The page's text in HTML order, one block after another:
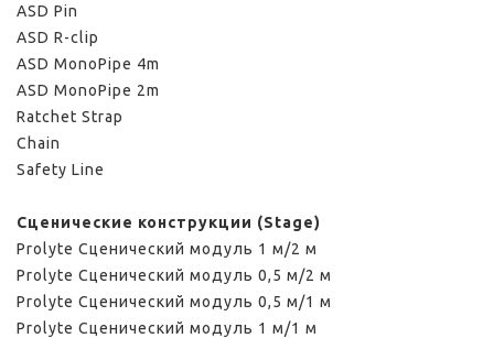
ASD Pin
ASD R-clip
ASD MonoPipe 4m
ASD MonoPipe 2m
Ratchet Strap
Chain
Safety Line
Сценические конструкции (Stage)
Prolyte Сценический модуль 1 м/2 м
Prolyte Сценический модуль 0,5 м/2 м
Prolyte Сценический модуль 0,5 м/1 м
Prolyte Сценический модуль 1 м/1 м